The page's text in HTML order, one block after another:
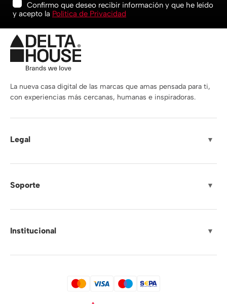
Confirmo que deseo recibir información y que he leído
y acepto la Política de Privacidad
La nueva casa digital de las marcas que amas pensada para ti,
con experiencias más cercanas, humanas e inspiradoras.
Legal ▼
Soporte ▼
Institucional ▼